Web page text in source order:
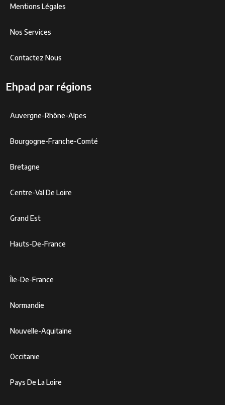
Mentions Légales
Nos Services
Contactez Nous
Ehpad par régions
Auvergne-Rhône-Alpes
Bourgogne-Franche-Comté
Bretagne
Centre-Val De Loire
Grand Est
Hauts-De-France
Île-De-France
Normandie
Nouvelle-Aquitaine
Occitanie
Pays De La Loire